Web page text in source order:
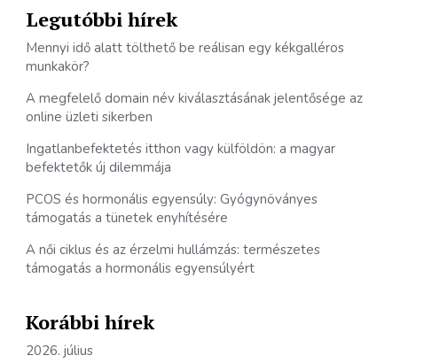
Legutóbbi hírek
Mennyi idő alatt tölthető be reálisan egy kékgalléros
munkakör?
A megfelelő domain név kiválasztásának jelentősége az
online üzleti sikerben
Ingatlanbefektetés itthon vagy külföldön: a magyar
befektetők új dilemmája
PCOS és hormonális egyensúly: Gyógynöványes
támogatás a tünetek enyhítésére
A női ciklus és az érzelmi hullámzás: természetes
támogatás a hormonális egyensúlyért
Korábbi hírek
2026. július